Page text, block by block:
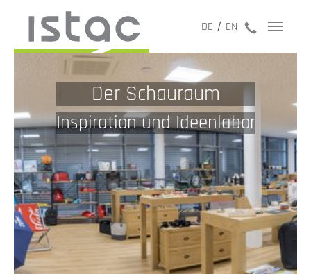
jetzt
DE EN
Der Schauraum
Inspiration und Ideenlabor